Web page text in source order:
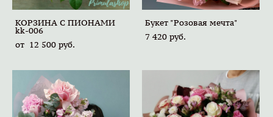
КОРЗИНА С ПИОНАМИ
kk-006
от 12 500 pуб.
Букет "Розовая мечта"
7 420 pуб.